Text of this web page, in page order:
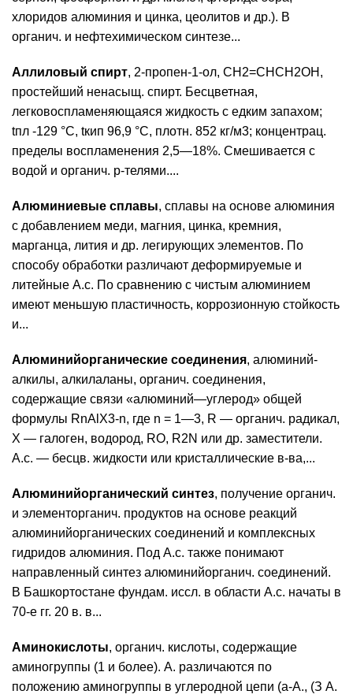
хлоридов алюминия и цинка, цеолитов и др.). В
органич. и нефтехимическом синтезе...
Аллиловый спирт, 2-пропен-1-ол, СН2=СНСН2ОН,
простейший ненасыщ. спирт. Бесцветная,
легковоспламеняющаяся жидкость с едким запахом;
tпл -129 °С, tкип 96,9 °С, плотн. 852 кг/м3; концентрац.
пределы воспламенения 2,5—18%. Смешивается с
водой и органич. р-телями....
Алюминиевые сплавы, сплавы на основе алюминия
с добавлением меди, магния, цинка, кремния,
марганца, лития и др. легирующих элементов. По
способу обработки различают деформируемые и
литейные А.с. По сравнению с чистым алюминием
имеют меньшую пластичность, коррозионную стойкость
и...
Алюминийорганические соединения, алюминий-
алкилы, алкилаланы, органич. соединения,
содержащие связи «алюминий—углерод» общей
формулы RnAlX3-n, где n = 1—3, R — органич. радикал,
X — галоген, водород, RO, R2N или др. заместители.
А.с. — бесцв. жидкости или кристаллические в-ва,...
Алюминийорганический синтез, получение органич.
и элементорганич. продуктов на основе реакций
алюминийорганических соединений и комплексных
гидридов алюминия. Под А.с. также понимают
направленный синтез алюминийорганич. соединений.
В Башкортостане фундам. иссл. в области А.с. начаты в
70-е гг. 20 в. в...
Аминокислоты, органич. кислоты, содержащие
аминогруппы (1 и более). А. различаются по
положению аминогруппы в углеродной цепи (а-А., (З А.